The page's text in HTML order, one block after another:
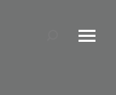
Search: